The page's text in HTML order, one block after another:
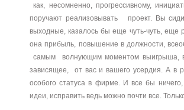
как, несомненно, прогрессивному,
поручают реализовывать проект. Вы
выходные, казалось бы еще чуть-чуть, еще
она прибыль, повышение в должности,
самым волнующим моментом выигрыша,
зависящее, от вас и вашего усердия. А в
особого статуса в фирме. И все бы
идеи, исправить ведь можно почти все.